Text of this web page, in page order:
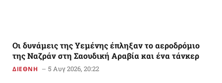
Οι δυνάμεις της Υεμένης έπληξαν το αεροδρόμιο
της Ναζράν στη Σαουδική Αραβία και ένα τάνκερ
ΔΙΕΘΝΗ 5 Αυγ 2026, 20:22